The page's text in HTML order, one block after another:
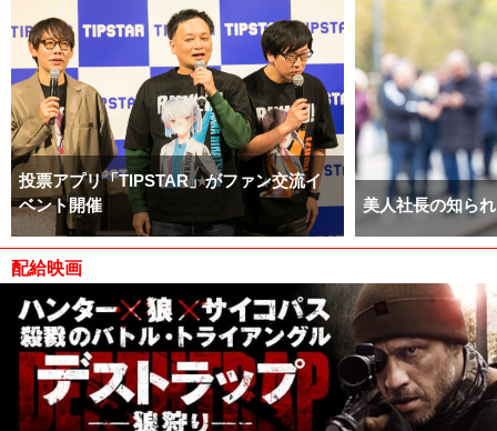
投票アプリ「TIPSTAR」がファン交流イ
ベント開催
美人社長の知ら
配給映画